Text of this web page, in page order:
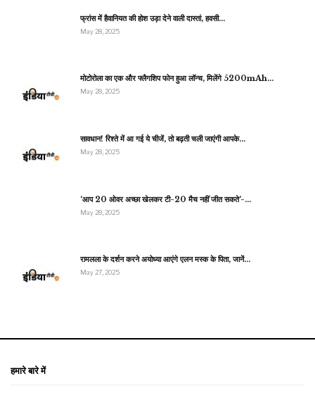
फ्रांस में हैवानियत की होश उड़ा देने वाली दास्तां, हवसी…
May 28, 2025
मोटोरोला का एक और फ्लैगशिप फोन हुआ लॉन्च, मिलेंगे 5200mAh…
May 28, 2025
सावधान! रिश्ते में आ गई ये चीजें, तो बढ़ती चली जाएंगी आपके…
May 28, 2025
‘आप 20 ओवर अच्छा खेलकर टी-20 मैच नहीं जीत सकते’-…
May 28, 2025
रामलला के दर्शन करने अयोध्या आएंगे एलन मस्क के पिता, जानें…
May 27, 2025
हमारे बारे में